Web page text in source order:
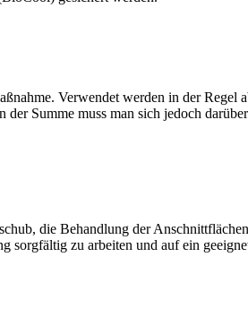
Verwendet werden in der Regel
Summe muss man sich jedoch
die Behandlung der
sorgfältig zu arbeiten und auf ein